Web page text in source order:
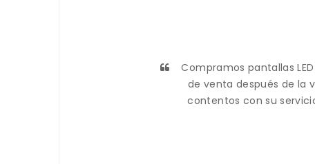
Compramos pantallas
de venta después de la
contentos con su